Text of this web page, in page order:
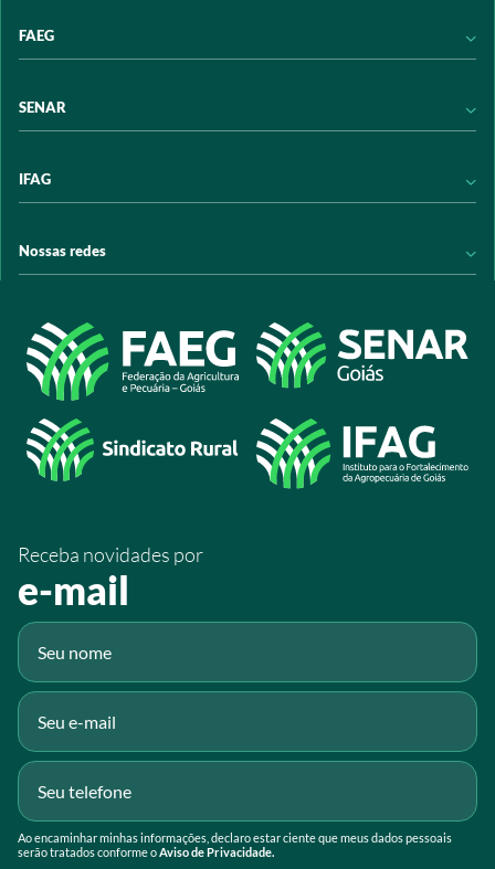
Acervo digital
Programas e Serviços
Trabalhe conosco
FAEG
Transparência
SENAR
Transparência
Arrecadação
IFAG
Programas e Serviços
Acesso à Informação
Nossas redes
@sistemafaeg
/SistemaFaeg
/sistemafaeg
/SistemaFaeg
Fluig
Receba novidades por
e-mail
Ao encaminhar minhas informações, declaro estar ciente que meus dados pessoais
serão tratados conforme oAviso de Privacidade.